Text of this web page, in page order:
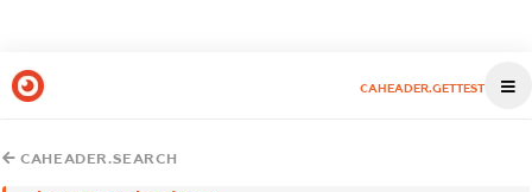
CAHEADER.GETTEST
CAHEADER.SEARCH